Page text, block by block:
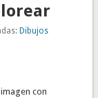
Dibujos
con